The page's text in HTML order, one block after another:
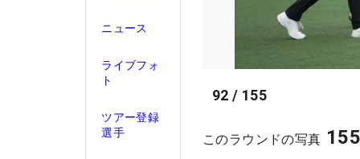
ニュース
ライブフォ
ト
ツアー登録
選手
92 / 155
このラウンドの写真